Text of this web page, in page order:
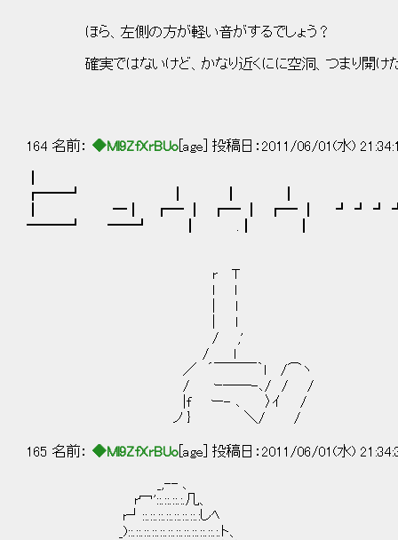
ほら、左側の方が軽い音がするで
確実ではないけど、かなり近くにに空洞、つまり開け
164 名前： ◆Ml9ZfXrBUo [age] 投稿日：2011/06/01(水)
┏━━┛ ┃ ┃ ┃
┃ ━┃ ┏━ ┃ ┏━ ┃ ┏━ ┃ ┛ ┛ ┛ ┛
━━━┛ ━━┛ ┃ .┃ ┃
r T
/ ,'
/ l
／ ´￣￣￣｀l /⌒ヽ
/ ｰ――-､/ / /
|f ー- ､ 〉ｲ /
ノ } ＼/ /
165 名前： ◆Ml9ZfXrBUo [age] 投稿日：2011/06/01(水)
_,-- 、
r冖'::.::.::.:.几、
r┘::.::.::.::.::.::.::.:しﾍ
_)::.::.::.::.::.::.::.::.::.::.::.:.ト、